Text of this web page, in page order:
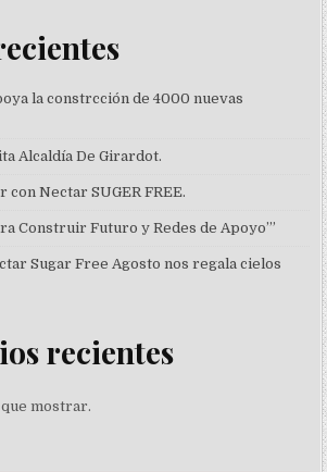
la constrcción de 4000 nuevas
Alcaldía De Girardot.
Nectar SUGER FREE.
Construir Futuro y Redes de Apoyo’”
Sugar Free Agosto nos regala cielos
recientes
mostrar.